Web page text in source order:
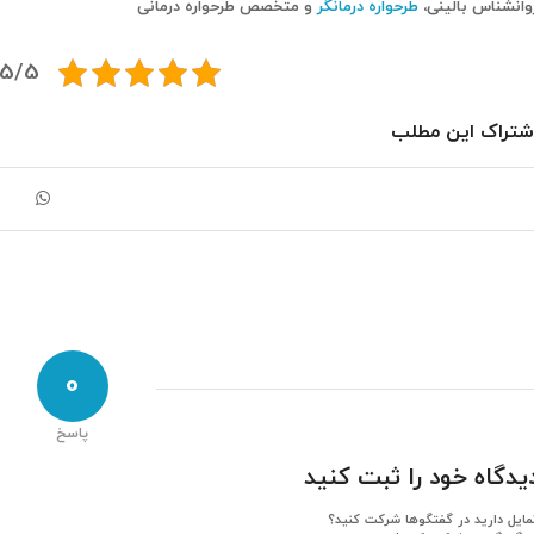
بالینی، طرحواره درمانگرو متخصص طرحواره درمانی
5/5 - (3 امتیاز)
این مطلب
0
پاسخ
خود را ثبت کنید
دارید در گفتگوها شرکت کنید؟